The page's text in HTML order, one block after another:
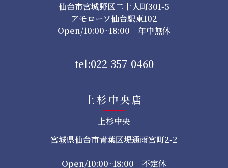
仙台市宮城野区二十人町301-5
アモローソ仙台駅東102
Open/10:00~18:00 年中無休
tel:022-357-0460
上杉中央店
上杉中央
宮城県仙台市青葉区堤通雨宮町2-2
Open/10:00~18:00 不定休